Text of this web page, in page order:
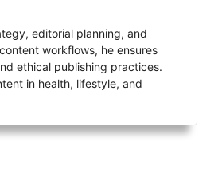
editorial planning, and
workflows, he ensures
ethical publishing practices.
in health, lifestyle, and